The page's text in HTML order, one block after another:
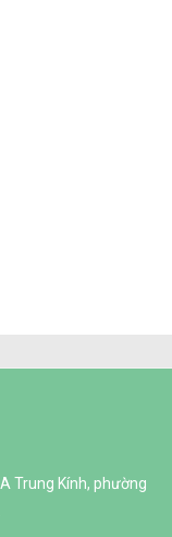
Trung Kính, phường